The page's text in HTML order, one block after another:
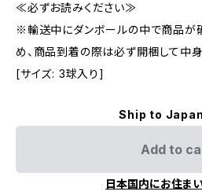
≪必ずお読みください≫
※輸送中にダンボールの中で商品が
め、商品到着の際は必ず開梱して中身
[サイズ: 3球入り]
Ship to
Add to
日本国内にお住ま